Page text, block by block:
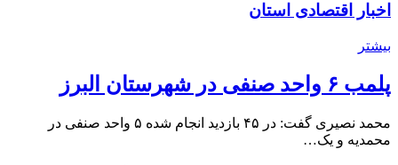
اخبار اقتصادی استان
بیشتر
پلمب ۶ واحد صنفی در شهرستان البرز
محمد نصیری گفت: در ۴۵ بازدید انجام شده ۵ واحد صنفی در
محمدیه و یک…